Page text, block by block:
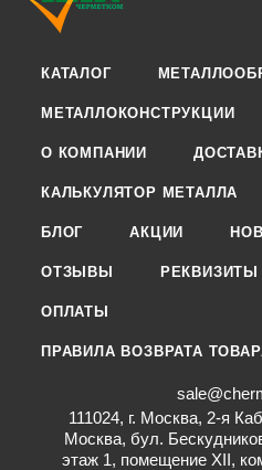
КАТАЛОГ
МЕТАЛЛОКОНСТРУКЦИИ
О КОМПАНИИ
КАЛЬКУЛЯТОР МЕТАЛЛА
БЛОГ АКЦИИ
ОТЗЫВЫ РЕКВИЗИТЫ
ОПЛАТЫ
ПРАВИЛА ВОЗВРАТА
111024, г. Москва, 2-я
Москва, бул.
этаж 1, помещение XII,